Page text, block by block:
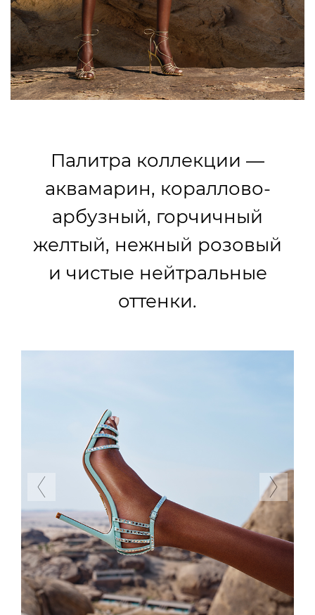
Палитра коллекции —
аквамарин, кораллово-
арбузный, горчичный
желтый, нежный розовый
и чистые нейтральные
оттенки.
Previous Next